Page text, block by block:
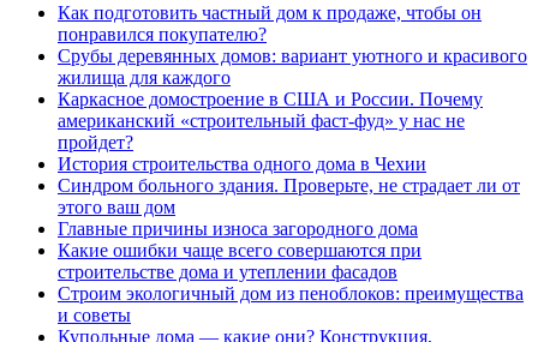
Как подготовить частный дом к продаже, чтобы он
понравился покупателю?
Срубы деревянных домов: вариант уютного и красивого
жилища для каждого
Каркасное домостроение в США и России. Почему
американский «строительный фаст-фуд» у нас не
пройдет?
История строительства одного дома в Чехии
Синдром больного здания. Проверьте, не страдает ли от
этого ваш дом
Главные причины износа загородного дома
Какие ошибки чаще всего совершаются при
строительстве дома и утеплении фасадов
Строим экологичный дом из пеноблоков: преимущества
и советы
Купольные дома — какие они? Конструкция,